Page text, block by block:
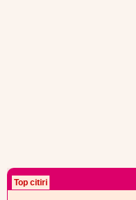
Top citiri